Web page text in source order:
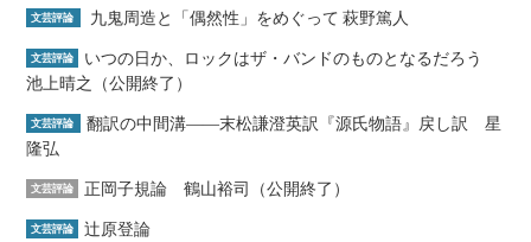
文芸評論 九鬼周造と「偶然性」をめぐって 萩野篤人
文芸評論
いつの日か、ロックはザ・バンドのものとなるだろう
池上晴之（公開終了）
文芸評論
翻訳の中間溝――末松謙澄英訳『源氏物語』戻し訳 星
隆弘
文芸評論 正岡子規論 鶴山裕司（公開終了）
文芸評論 辻原登論